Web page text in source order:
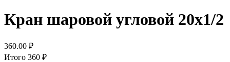
Кран шаровой угловой 20х1/2
360.00 ₽
Итого 360 ₽